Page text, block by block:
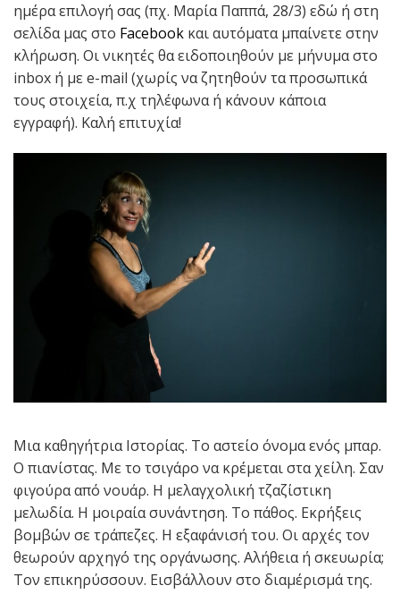
ημέρα επιλογή σας (πχ. Μαρία Παππά, 28/3) εδώ ή στη
σελίδα μας στο Facebook και αυτόματα μπαίνετε στην
κλήρωση. Οι νικητές θα ειδοποιηθούν με μήνυμα στο
inbox ή με e-mail (χωρίς να ζητηθούν τα προσωπικά
τους στοιχεία, π.χ τηλέφωνα ή κάνουν κάποια
εγγραφή). Καλή επιτυχία!
Μια καθηγήτρια Ιστορίας. Το αστείο όνομα ενός μπαρ.
Ο πιανίστας. Με το τσιγάρο να κρέμεται στα χείλη. Σαν
φιγούρα από νουάρ. Η μελαγχολική τζαζίστικη
μελωδία. Η μοιραία συνάντηση. Το πάθος. Εκρήξεις
βομβών σε τράπεζες. Η εξαφάνισή του. Οι αρχές τον
θεωρούν αρχηγό της οργάνωσης. Αλήθεια ή σκευωρία;
Τον επικηρύσσουν. Εισβάλλουν στο διαμέρισμά της.